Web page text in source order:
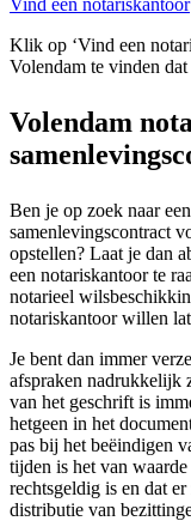
Vind een notariskantoor
Klik op ‘Vind een
Volendam te vinden
Volendam
Ben je op zoek naar
samenlevingscontract
opstellen? Laat je dan
een notariskantoor te
notarieel
notariskantoor willen
Je bent dan immer
afspraken nadrukkelijk
van het geschrift is
hetgeen in het
pas bij het beëindigen
tijden is het van
rechtsgeldig is en dat
distributie van